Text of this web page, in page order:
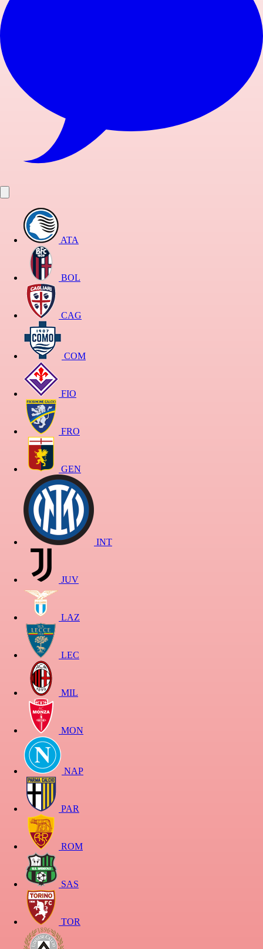
ATA
BOL
CAG
COM
FIO
FRO
GEN
INT
JUV
LAZ
LEC
MIL
MON
NAP
PAR
ROM
SAS
TOR